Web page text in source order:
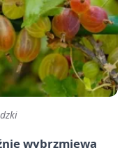
wybrzmiewa